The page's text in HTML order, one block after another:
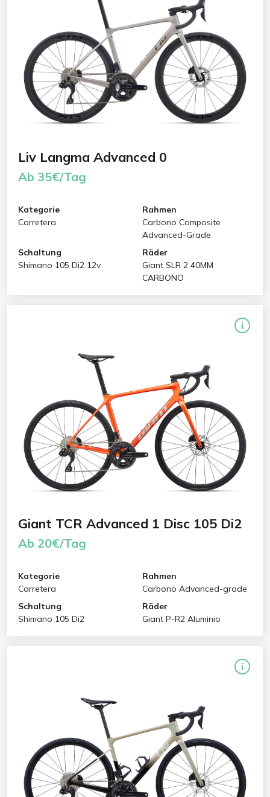
Liv Langma Advanced 0
Ab 35€/Tag
Kategorie
Carretera
Rahmen
Carbono Composite
Advanced-Grade
Schaltung
Shimano 105 Di2 12v
Räder
Giant SLR 2 40MM
CARBONO
Giant TCR Advanced 1 Disc 105 Di2
Ab 20€/Tag
Kategorie
Carretera
Rahmen
Carbono Advanced-grade
Schaltung
Shimano 105 Di2
Räder
Giant P-R2 Aluminio